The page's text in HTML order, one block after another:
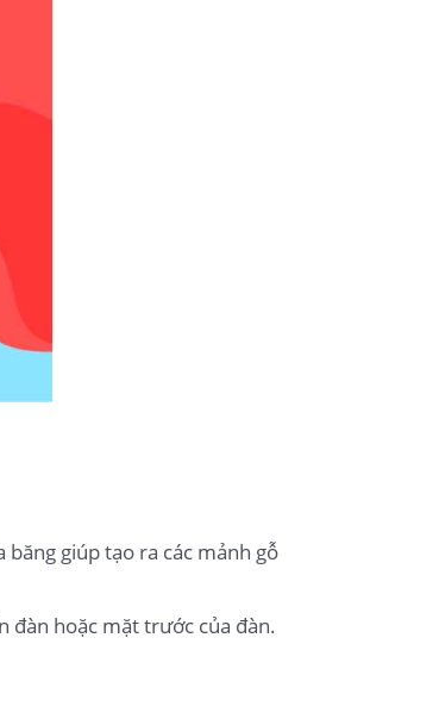
giúp tạo ra các mảnh gỗ
đàn hoặc mặt trước của đàn.